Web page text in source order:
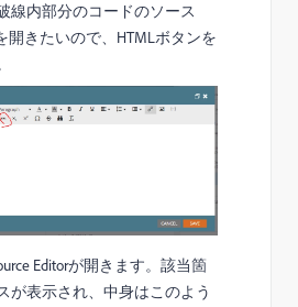
線内部分のコードのソース
開きたいので、HTMLボタンを
Editorが開きます。該当箇
が表示され、中身はこのよう